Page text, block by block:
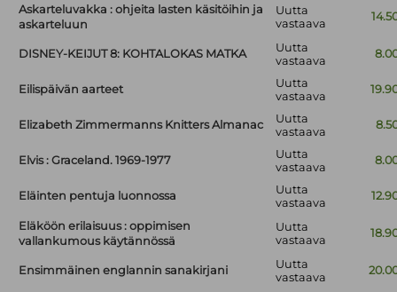
Askarteluvakka : ohjeita lasten käsitöihin ja
askarteluun
Uutta
vastaava
DISNEY-KEIJUT 8: KOHTALOKAS MATKA
Uutta
vastaava
Eilispäivän aarteet
Uutta
vastaava
Elizabeth Zimmermanns Knitters Almanac
Uutta
vastaava
Elvis : Graceland. 1969-1977
Uutta
vastaava
Eläinten pentuja luonnossa
Uutta
vastaava
Eläköön erilaisuus : oppimisen
vallankumous käytännössä
Uutta
vastaava
Ensimmäinen englannin sanakirjani
Uutta
vastaava